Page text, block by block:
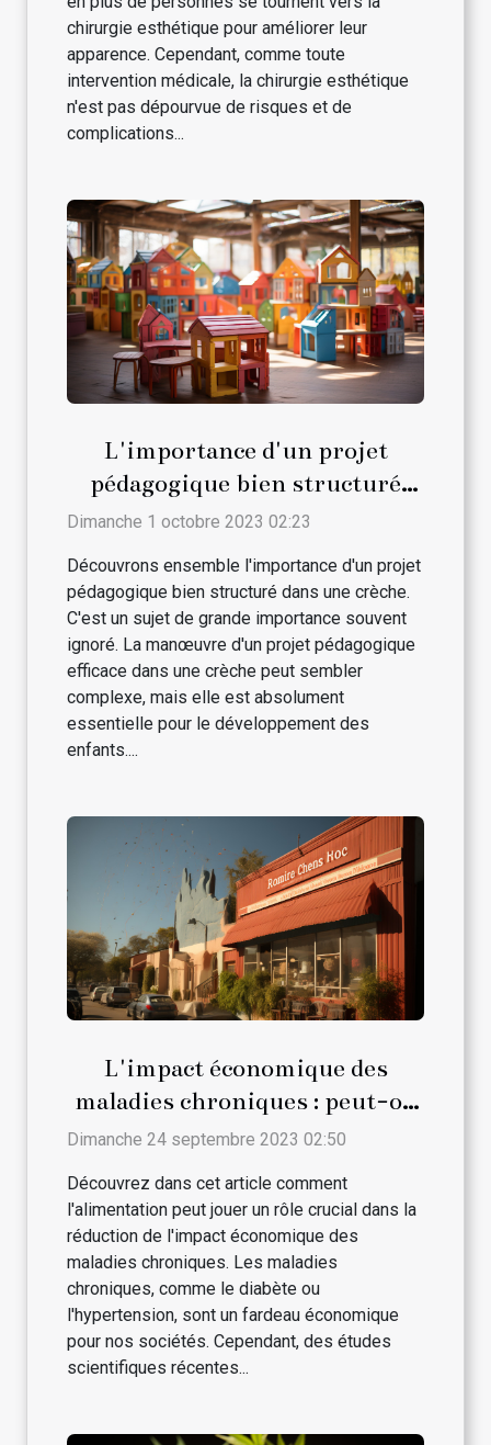
chirurgie esthétique pour améliorer leur
apparence. Cependant, comme toute
intervention médicale, la chirurgie esthétique
n'est pas dépourvue de risques et de
complications...
L'importance d'un projet
pédagogique bien structuré
dans une crèche
Dimanche 1 octobre 2023 02:23
Découvrons ensemble l'importance d'un projet
pédagogique bien structuré dans une crèche.
C'est un sujet de grande importance souvent
ignoré. La manœuvre d'un projet pédagogique
efficace dans une crèche peut sembler
complexe, mais elle est absolument
essentielle pour le développement des
enfants....
L'impact économique des
maladies chroniques : peut-on
le réduire par l'alimentation ?
Dimanche 24 septembre 2023 02:50
Découvrez dans cet article comment
l'alimentation peut jouer un rôle crucial dans la
réduction de l'impact économique des
maladies chroniques. Les maladies
chroniques, comme le diabète ou
l'hypertension, sont un fardeau économique
pour nos sociétés. Cependant, des études
scientifiques récentes...